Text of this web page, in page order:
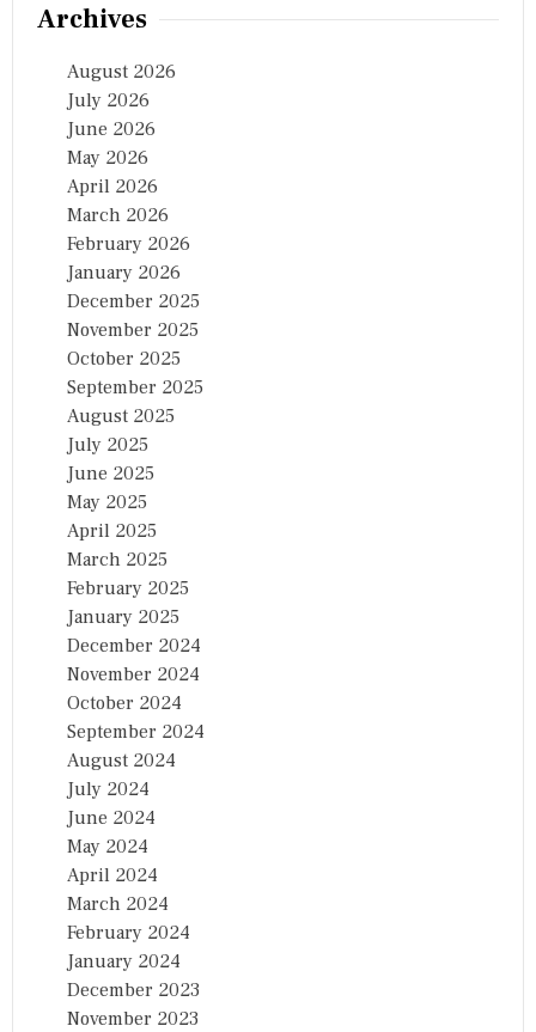
Archives
August 2026
July 2026
June 2026
May 2026
April 2026
March 2026
February 2026
January 2026
December 2025
November 2025
October 2025
September 2025
August 2025
July 2025
June 2025
May 2025
April 2025
March 2025
February 2025
January 2025
December 2024
November 2024
October 2024
September 2024
August 2024
July 2024
June 2024
May 2024
April 2024
March 2024
February 2024
January 2024
December 2023
November 2023